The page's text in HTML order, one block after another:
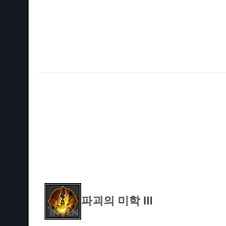
파괴의 미학 III